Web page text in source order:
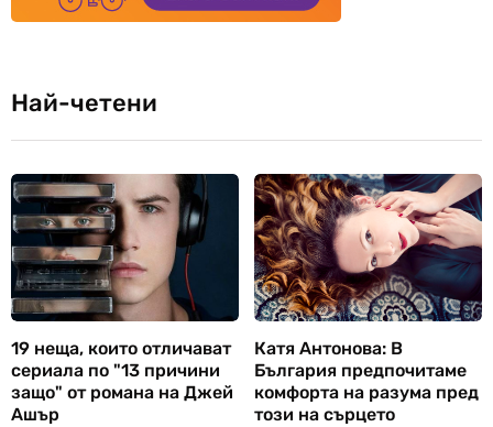
Най-четени
19 неща, които отличават
сериала по "13 причини
защо" от романа на Джей
Ашър
Катя Антонова: В
България предпочитаме
комфорта на разума пред
този на сърцето